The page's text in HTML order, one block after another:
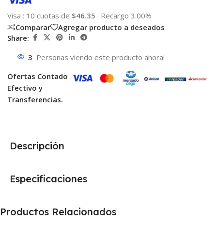
Visa : 10 cuotas de $46.35 · Recargo 3.00%
Comparar
Agregar producto a deseados
Share:
3 Personas viendo este producto ahora!
Ofertas Contado
Efectivo y
Transferencias.
Descripción
Especificaciones
Productos Relacionados